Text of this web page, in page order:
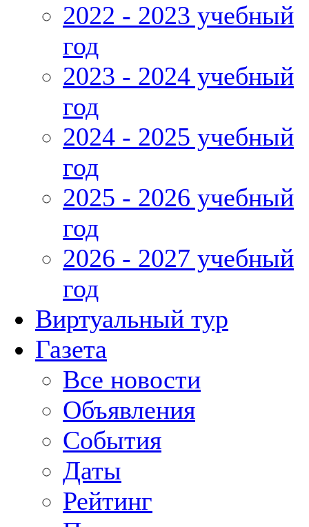
2022 - 2023 учебный
год
2023 - 2024 учебный
год
2024 - 2025 учебный
год
2025 - 2026 учебный
год
2026 - 2027 учебный
год
Виртуальный тур
Газета
Все новости
Объявления
События
Даты
Рейтинг